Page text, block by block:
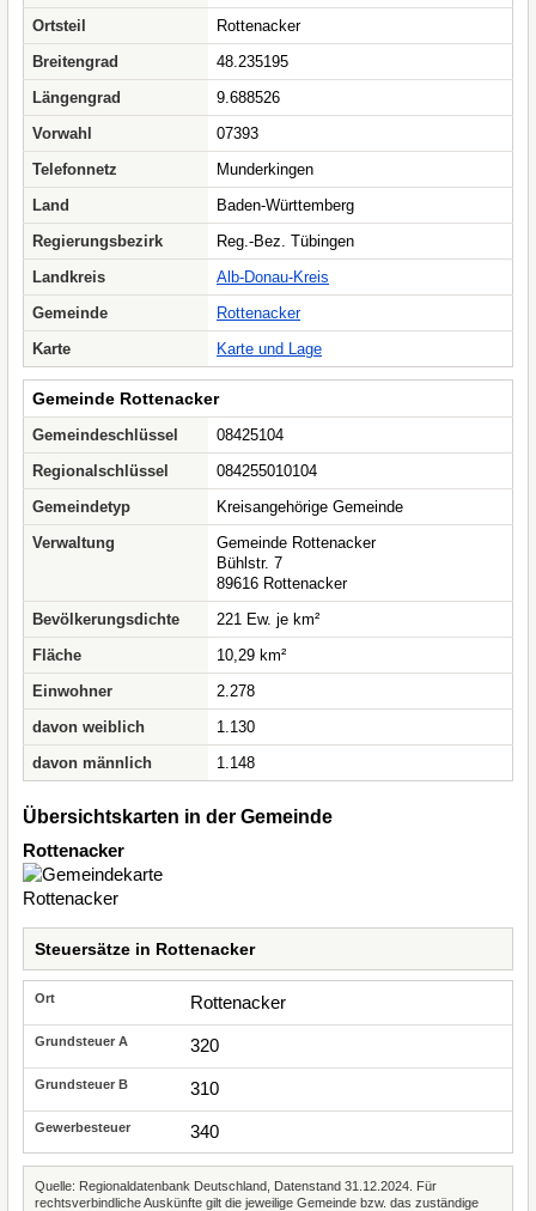
Ortsteil
Rottenacker
Breitengrad
48.235195
Längengrad
9.688526
Vorwahl
07393
Telefonnetz
Munderkingen
Land
Baden-Württemberg
Regierungsbezirk
Reg.-Bez. Tübingen
Landkreis
Alb-Donau-Kreis
Gemeinde
Rottenacker
Karte
Karte und Lage
Gemeinde Rottenacker
Gemeindeschlüssel
08425104
Regionalschlüssel
084255010104
Gemeindetyp
Kreisangehörige Gemeinde
Verwaltung
Gemeinde Rottenacker
Bühlstr. 7
89616 Rottenacker
Bevölkerungsdichte
221 Ew. je km²
Fläche
10,29 km²
Einwohner
2.278
davon weiblich
1.130
davon männlich
1.148
Übersichtskarten in der Gemeinde
Rottenacker
Steuersätze in Rottenacker
Rottenacker
320
310
340
Quelle: Regionaldatenbank Deutschland, Datenstand 31.12.2024. Für
rechtsverbindliche Auskünfte gilt die jeweilige Gemeinde bzw. das zuständige